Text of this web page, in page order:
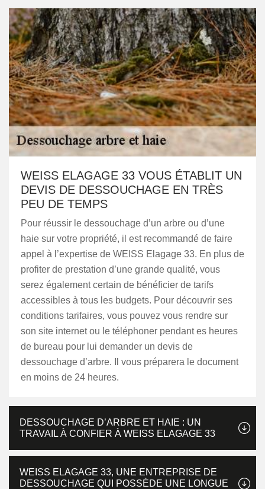
WEISS ELAGAGE 33 VOUS ÉTABLIT UN
DEVIS DE DESSOUCHAGE EN TRÈS
PEU DE TEMPS
Pour réussir le dessouchage d’un arbre ou d’une
haie sur votre propriété, il est recommandé de faire
appel à l’expertise de WEISS Elagage 33. En plus de
profiter de prestation d’une grande qualité, vous
serez également certain de bénéficier de tarifs
accessibles à tous les budgets. Pour découvrir ses
conditions tarifaires, vous pouvez vous rendre sur
son site internet ou le téléphoner pendant es heures
de bureau pour lui demander un devis de
dessouchage d’arbre. Il vous préparera le document
en moins de 24 heures.
DESSOUCHAGE D’ARBRE ET HAIE : UN
TRAVAIL À CONFIER À WEISS ELAGAGE 33
WEISS ELAGAGE 33, UNE ENTREPRISE DE
DESSOUCHAGE QUI POSSÈDE UNE LONGUE